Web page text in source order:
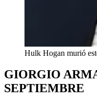
Hulk Hogan murió
GIORGIO
SEPTIEMBRE